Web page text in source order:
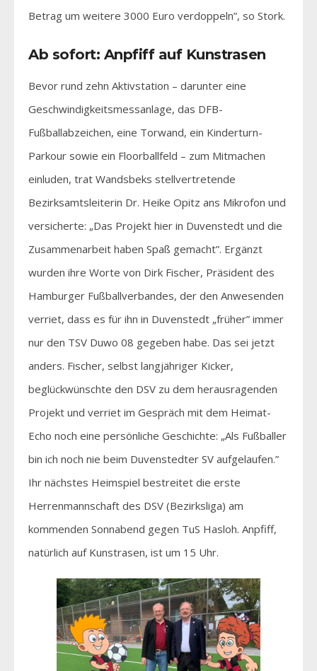
Betrag um weitere 3000 Euro verdoppeln”, so Stork.
Ab sofort: Anpfiff auf Kunstrasen
Bevor rund zehn Aktivstation – darunter eine
Geschwindigkeitsmessanlage, das DFB-
Fußballabzeichen, eine Torwand, ein Kinderturn-
Parkour sowie ein Floorballfeld – zum Mitmachen
einluden, trat Wandsbeks stellvertretende
Bezirksamtsleiterin Dr. Heike Opitz ans Mikrofon und
versicherte: „Das Projekt hier in Duvenstedt und die
Zusammenarbeit haben Spaß gemacht”. Ergänzt
wurden ihre Worte von Dirk Fischer, Präsident des
Hamburger Fußballverbandes, der den Anwesenden
verriet, dass es für ihn in Duvenstedt „früher” immer
nur den TSV Duwo 08 gegeben habe. Das sei jetzt
anders. Fischer, selbst langjähriger Kicker,
beglückwünschte den DSV zu dem herausragenden
Projekt und verriet im Gespräch mit dem Heimat-
Echo noch eine persönliche Geschichte: „Als Fußballer
bin ich noch nie beim Duvenstedter SV aufgelaufen.”
Ihr nächstes Heimspiel bestreitet die erste
Herrenmannschaft des DSV (Bezirksliga) am
kommenden Sonnabend gegen TuS Hasloh. Anpfiff,
natürlich auf Kunstrasen, ist um 15 Uhr.